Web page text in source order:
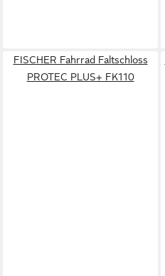
FISCHER Fahrrad Faltschloss
PROTEC PLUS+ FK110